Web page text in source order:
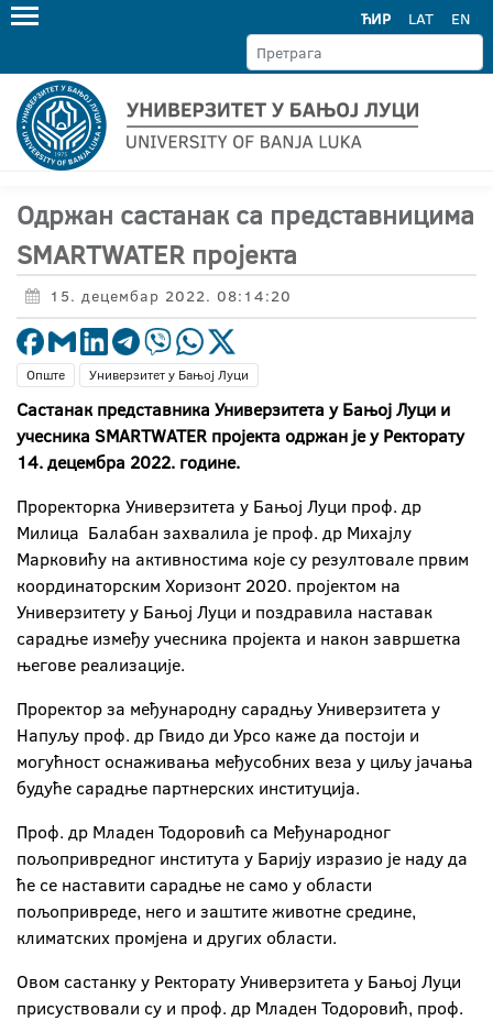
ЋИР LAT EN
Одржан састанак са представницима
SMARTWATER пројекта
15. децембар 2022. 08:14:20
Опште Универзитет у Бањој Луци
Састанак представника Универзитета у Бањој Луци и
учесника SMARTWATER пројекта одржан је у Ректорату
14. децембра 2022. године.
Проректорка Универзитета у Бањој Луци проф. др
Милица Балабан захвалила je проф. др Михајлу
Марковићу на активностима које су резултовале првим
координаторским Хоризонт 2020. пројектом на
Универзитету у Бањој Луци и поздравила наставак
сарадње између учесника пројекта и након завршетка
његове реализације.
Проректор за међународну сарадњу Универзитета у
Напуљу проф. др Гвидо ди Урсо каже да постоји и
могућност оснаживања међусобних веза у циљу јачања
будуће сарадње партнерских институција.
Проф. др Младен Тодоровић са Међународног
пољопривредног института у Барију изразио је наду да
ће се наставити сарадње не само у области
пољопривреде, него и заштите животне средине,
климатских промјена и других области.
Овом састанку у Ректорату Универзитета у Бањој Луци
присуствовали су и проф. др Младен Тодоровић, проф.